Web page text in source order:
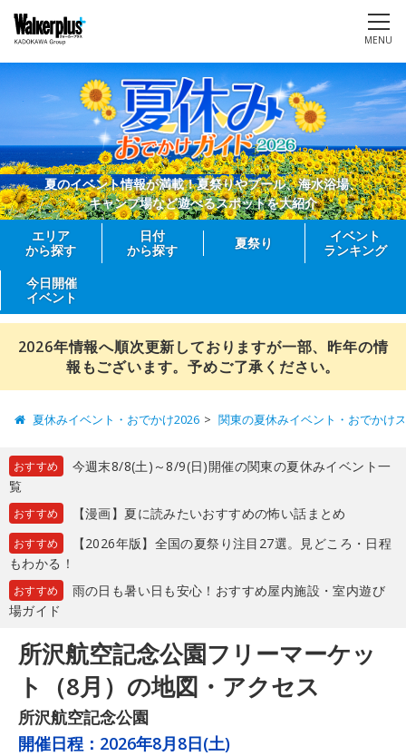
MENU
夏のイベント情報が満載！夏祭りやプール、海水浴場、
キャンプ場など遊べるスポットを大紹介
エリア
から探す
日付
から探す
夏祭り
イベント
ランキング
今日開催
イベント
2026年情報へ順次更新しておりますが一部、昨年の情
報もございます。予めご了承ください。
夏休みイベント・おでかけ2026 関東の夏休みイベント・おでかけ
おすすめ
今週末8/8(土)～8/9(日)開催の関東の夏休みイベント一
覧
おすすめ 【漫画】夏に読みたいおすすめの怖い話まとめ
おすすめ
【2026年版】全国の夏祭り注目27選。見どころ・日程
もわかる！
おすすめ
雨の日も暑い日も安心！おすすめ屋内施設・室内遊び
場ガイド
所沢航空記念公園フリーマーケッ
ト（8月）の地図・アクセス
所沢航空記念公園
開催日程： 2026年8月8日(土)